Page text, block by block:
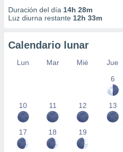
Duración del día 14h 28m
Luz diurna restante 12h 33m
Calendario lunar
Lun Mar Mié Jue
6
10 11 12 13
17 18 19